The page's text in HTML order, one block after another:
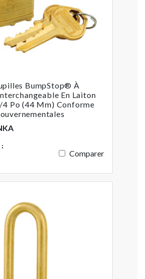
BumpStop® À
En Laiton
4 Po (44 Mm) Conforme
Comparer